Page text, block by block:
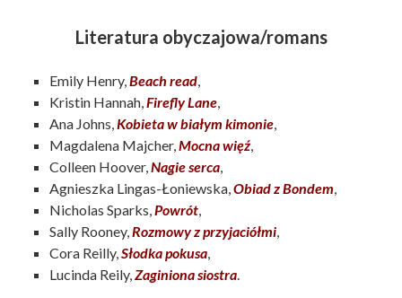
Literatura obyczajowa/romans
Emily Henry,Beach read,
Kristin Hannah,Firefly Lane,
Ana Johns,Kobieta w białym kimonie,
Magdalena Majcher,Mocna więź,
Colleen Hoover,Nagie serca,
Agnieszka Lingas-Łoniewska,Obiad z Bondem,
Nicholas Sparks,Powrót,
Sally Rooney,Rozmowy z przyjaciółmi,
Cora Reilly,Słodka pokusa,
Lucinda Reily,Zaginiona siostra.